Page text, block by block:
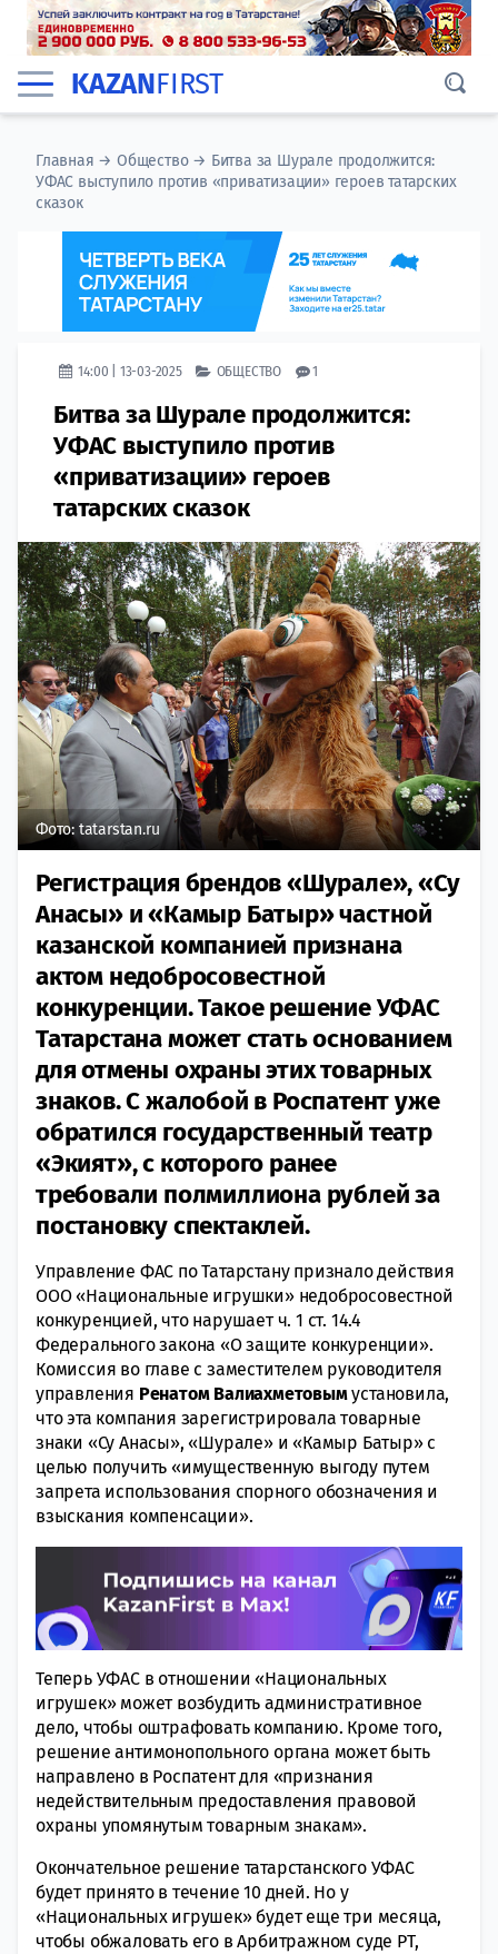
KAZANFIRST
Главная →Общество→ Битва за Шурале продолжится:
УФАС выступило против «приватизации» героев татарских
сказок
14:00 | 13-03-2025 ОБЩЕСТВО 1
Битва за Шурале продолжится:
УФАС выступило против
«приватизации» героев
татарских сказок
Фото: tatarstan.ru
Регистрация брендов «Шурале», «Су
Анасы» и «Камыр Батыр» частной
казанской компанией признана
актом недобросовестной
конкуренции. Такое решение УФАС
Татарстана может стать основанием
для отмены охраны этих товарных
знаков. С жалобой в Роспатент уже
обратился государственный театр
«Экият», с которого ранее
требовали полмиллиона рублей за
постановку спектаклей.
Управление ФАС по Татарстану признало действия
ООО «Национальные игрушки» недобросовестной
конкуренцией, что нарушает ч. 1 ст. 14.4
Федерального закона «О защите конкуренции».
Комиссия во главе с заместителем руководителя
управления Ренатом Валиахметовымустановила,
что эта компания зарегистрировала товарные
знаки «Су Анасы», «Шурале» и «Камыр Батыр» с
целью получить «имущественную выгоду путем
запрета использования спорного обозначения и
взыскания компенсации».
Теперь УФАС в отношении «Национальных
игрушек» может возбудить административное
дело, чтобы оштрафовать компанию. Кроме того,
решение антимонопольного органа может быть
направлено в Роспатент для «признания
недействительным предоставления правовой
охраны упомянутым товарным знакам».
Окончательное решение татарстанского УФАС
будет принято в течение 10 дней. Но у
«Национальных игрушек» будет еще три месяца,
чтобы обжаловать его в Арбитражном суде РТ,